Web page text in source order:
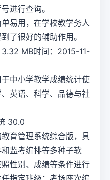
进行查询。
易用，在学校教学务人
了很好的辅助作用。
MB时间：2015-11-
小学教学成绩统计使
英语、科学、品德与社
30.0
育管理系统综合版，具
监考编排等多种子软
性别、成绩等条件进行